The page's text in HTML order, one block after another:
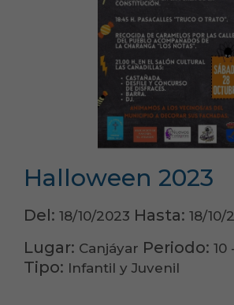
Halloween 2023
Del: 18/10/2023 Hasta: 18/10/
Lugar: Canjáyar Periodo: 10
Tipo: Infantil y Juvenil